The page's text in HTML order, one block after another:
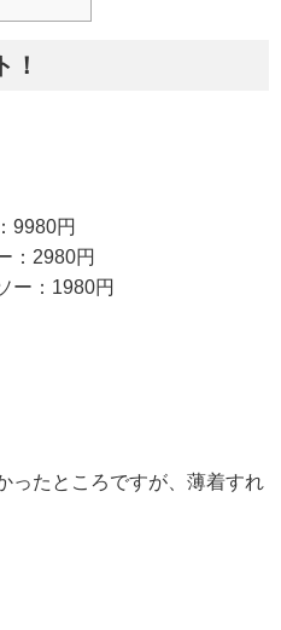
9980円
：2980円
ー：1980円
ったところですが、薄着すれ